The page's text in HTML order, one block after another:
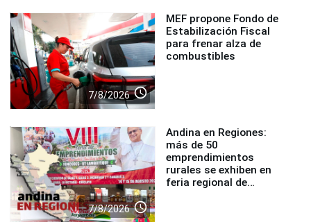
7/8/2026 access_time
MEF propone Fondo de
Estabilización Fiscal
para frenar alza de
combustibles
7/8/2026 access_time
Andina en Regiones:
más de 50
emprendimientos
rurales se exhiben en
feria regional de